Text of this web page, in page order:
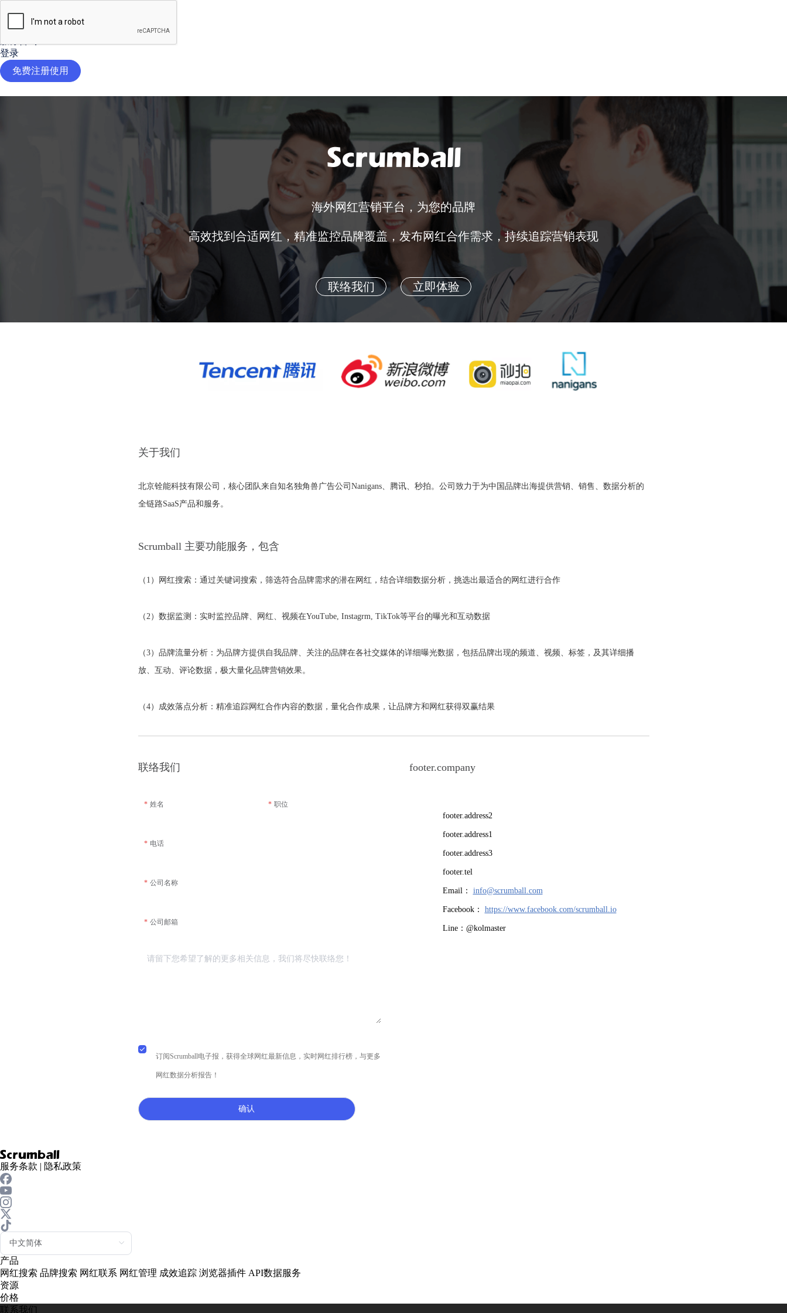
AI工具
定价
登录
免费注册使用

海外网红营销平台，为您的品牌
高效找到合适网红，精准监控品牌覆盖，发布网红合作需求，持续追踪营销表现
联络我们 立即体验
关于我们
北京铨能科技有限公司，核心团队来自知名独角兽广告公司Nanigans、腾讯、秒拍。公司致力于为中国品牌出海提供营销、销售、数据分析的
全链路SaaS产品和服务。
Scrumball 主要功能服务，包含
（1）网红搜索：通过关键词搜索，筛选符合品牌需求的潜在网红，结合详细数据分析，挑选出最适合的网红进行合作
（2）数据监测：实时监控品牌、网红、视频在YouTube, Instagrm, TikTok等平台的曝光和互动数据
（3）品牌流量分析：为品牌方提供自我品牌、关注的品牌在各社交媒体的详细曝光数据，包括品牌出现的频道、视频、标签，及其详细播
放、互动、评论数据，极大量化品牌营销效果。
（4）成效落点分析：精准追踪网红合作内容的数据，量化合作成果，让品牌方和网红获得双赢结果
footer.company
footer.address2
footer.address1
footer.address3
footer.tel
Email： info@scrumball.com
Facebook： https://www.facebook.com/scrumball.io
Line：@kolmaster
联络我们
姓名 职位
电话
公司名称
公司邮箱
订阅Scrumball电子报，获得全球网红最新信息，实时网红排行榜，与更多
网红数据分析报告！
确认

服务条款 | 隐私政策
产品
网红搜索 品牌搜索 网红联系 网红管理 成效追踪 浏览器插件 API数据服务
资源
价格
联系我们